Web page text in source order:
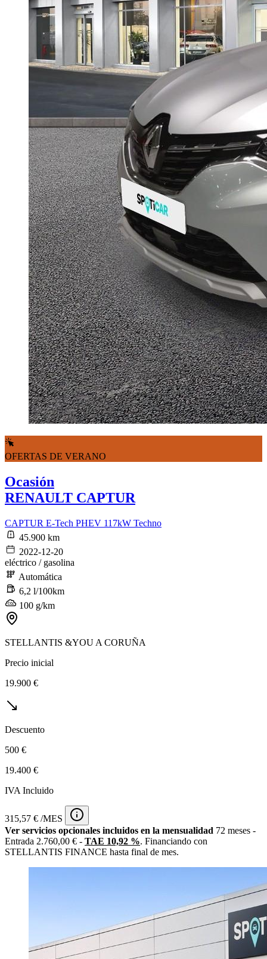
OFERTAS DE VERANO
Ocasión
RENAULT CAPTUR
CAPTUR E-Tech PHEV 117kW Techno
45.900 km
2022-12-20
eléctrico / gasolina
Automática
6,2 l/100km
100 g/km
STELLANTIS &YOU A CORUÑA
Precio inicial
19.900 €
Descuento
500 €
19.400 €
IVA Incluido
315,57 € /MES
Ver servicios opcionales incluidos en la mensualidad 72 meses -
Entrada 2.760,00 € - TAE 10,92 %. Financiando con
STELLANTIS FINANCE hasta final de mes.